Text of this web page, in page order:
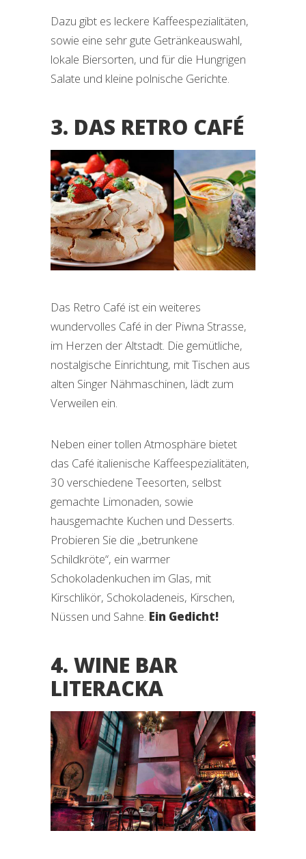
Dazu gibt es leckere Kaffeespezialitäten,
sowie eine sehr gute Getränkeauswahl,
lokale Biersorten, und für die Hungrigen
Salate und kleine polnische Gerichte.
3. DAS RETRO CAFÉ
Das Retro Café ist ein weiteres
wundervolles Café in der Piwna Strasse,
im Herzen der Altstadt. Die gemütliche,
nostalgische Einrichtung, mit Tischen aus
alten Singer Nähmaschinen, lädt zum
Verweilen ein.
Neben einer tollen Atmosphäre bietet
das Café italienische Kaffeespezialitäten,
30 verschiedene Teesorten, selbst
gemachte Limonaden, sowie
hausgemachte Kuchen und Desserts.
Probieren Sie die „betrunkene
Schildkröte“, ein warmer
Schokoladenkuchen im Glas, mit
Kirschlikör, Schokoladeneis, Kirschen,
Nüssen und Sahne. Ein Gedicht!
4. WINE BAR
LITERACKA